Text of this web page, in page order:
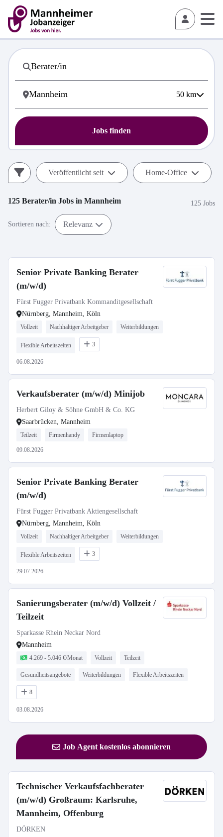
50 km
Jobs finden
Veröffentlicht seit Home-Office
125 Berater/in Jobs in Mannheim 125 Jobs
Sortieren nach: Relevanz
Senior Private Banking Berater
(m/w/d)
Fürst Fugger Privatbank Kommanditgesellschaft
Nürnberg, Mannheim, Köln
Vollzeit Nachhaltiger Arbeitgeber Weiterbildungen
Flexible Arbeitszeiten 3
06.08.2026
Verkaufsberater (m/w/d) Minijob
Herbert Giloy & Söhne GmbH & Co. KG
Saarbrücken, Mannheim
Teilzeit Firmenhandy Firmenlaptop
09.08.2026
Senior Private Banking Berater
(m/w/d)
Fürst Fugger Privatbank Aktiengesellschaft
Nürnberg, Mannheim, Köln
Vollzeit Nachhaltiger Arbeitgeber Weiterbildungen
Flexible Arbeitszeiten 3
29.07.2026
Sanierungsberater (m/w/d) Vollzeit /
Teilzeit
Sparkasse Rhein Neckar Nord
Mannheim
4.269 - 5.046 €/Monat Vollzeit Teilzeit
Gesundheitsangebote Weiterbildungen Flexible Arbeitszeiten
8
03.08.2026
Job Agent kostenlos abonnieren
Technischer Verkaufsfachberater
(m/w/d) Großraum: Karlsruhe,
Mannheim, Offenburg
DÖRKEN